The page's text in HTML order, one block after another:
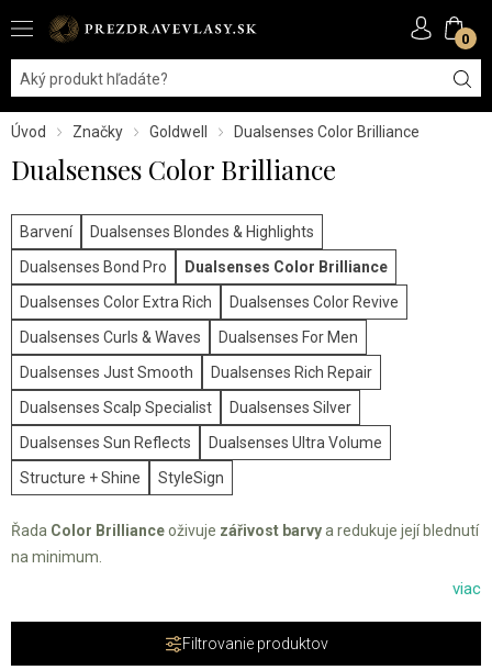
0
Úvod Značky Goldwell Dualsenses Color Brilliance
Dualsenses Color Brilliance
Barvení
Dualsenses Blondes & Highlights
Dualsenses Bond Pro
Dualsenses Color Brilliance
Dualsenses Color Extra Rich
Dualsenses Color Revive
Dualsenses Curls & Waves
Dualsenses For Men
Dualsenses Just Smooth
Dualsenses Rich Repair
Dualsenses Scalp Specialist
Dualsenses Silver
Dualsenses Sun Reflects
Dualsenses Ultra Volume
Structure + Shine
StyleSign
Řada Color Brillianceoživuje zářivost barvya redukuje její blednutí
na minimum.
viac
Filtrovanie produktov